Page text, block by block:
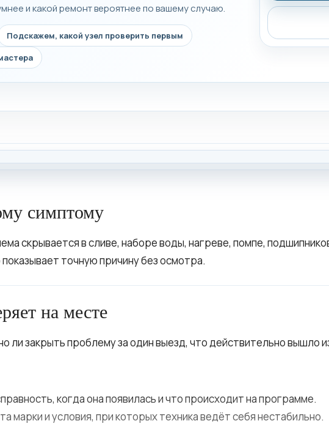
и какой ремонт вероятнее по вашему случаю.
Подскажем, какой узел проверить первым
симптому
скрывается в сливе, наборе воды, нагреве, помпе,
точную причину без осмотра.
на месте
ли закрыть проблему за один выезд, что действительно вышло
когда она появилась и что происходит на программе.
марки и условия, при которых техника ведёт себя нестабильно.